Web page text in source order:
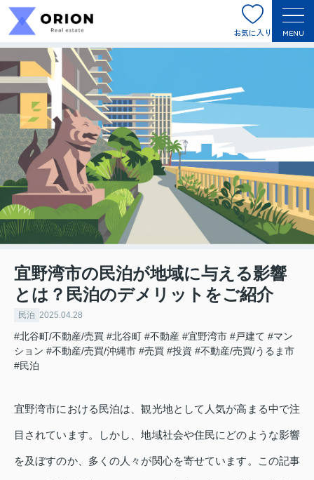
お気に入り MENU
宜野湾市の民泊が地域に与える影響
とは？民泊のデメリットをご紹介
民泊 2025.04.28
#北谷町/不動産/売買 #北谷町 #不動産 #宜野湾市 #戸建て #マン
ション #不動産/売買/沖縄市 #売買 #投資 #不動産/売買/うるま市
#民泊
宜野湾市における民泊は、観光地として人気が高まる中で注
目されています。しかし、地域社会や住民にどのような影響
を及ぼすのか、多くの人々が関心を寄せています。この記事